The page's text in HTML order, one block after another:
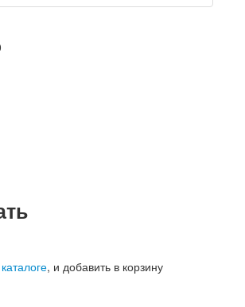
каталоге, и добавить в корзину